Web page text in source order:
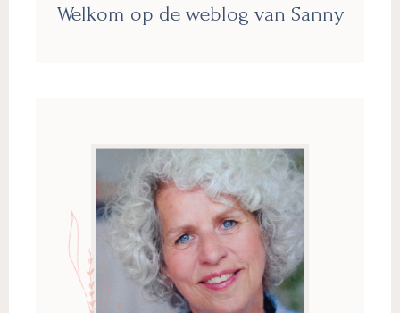
Sidebar
Welkom op de weblog van Sanny